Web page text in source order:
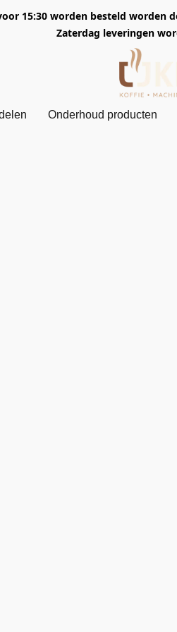
15:30 worden besteld worden
Zaterdag leveringen
Onderhoud producten